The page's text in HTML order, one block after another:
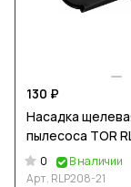
130 ₽
Насадка
пылесоса TOR
0
В наличии
Арт. RLP208-21